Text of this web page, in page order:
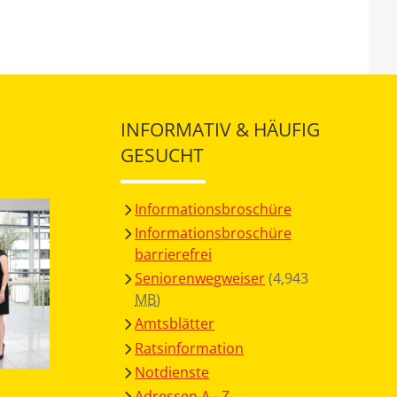
INFORMATIV & HÄUFIG
GESUCHT
Informationsbroschüre
Informationsbroschüre
barrierefrei
Seniorenwegweiser(4,943
MB)
Amtsblätter
Ratsinformation
Notdienste